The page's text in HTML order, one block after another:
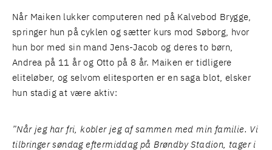
Når Maiken lukker computeren ned på Kalvebod Brygge,
springer hun på cyklen og sætter kurs mod Søborg, hvor
hun bor med sin mand Jens-Jacob og deres to børn,
Andrea på 11 år og Otto på 8 år. Maiken er tidligere
eliteløber, og selvom elitesporten er en saga blot, elsker
hun stadig at være aktiv:
”Når jeg har fri, kobler jeg af sammen med min familie. Vi
tilbringer søndag eftermiddag på Brøndby Stadion, tager i